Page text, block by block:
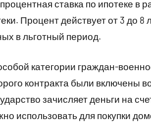
ставка по ипотеке в
Процент действует от 3 до 8
в льготный период.
категории граждан-
контракта были включены
зачисляет деньги на
использовать для покупки